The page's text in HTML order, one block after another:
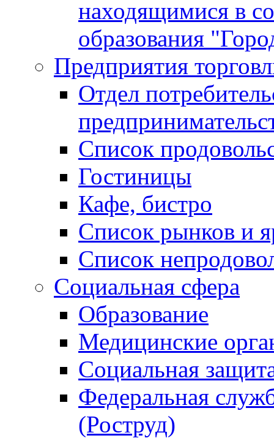
находящимися в
образования
Предприятия
Отдел
Список
Гостиницы
Кафе, бистро
Cписок рынков и
Список
Социальная сфера
Образование
Медицинские
Социальная
Федеральная
(Роструд)